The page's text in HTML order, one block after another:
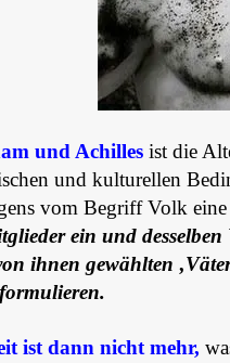
und Achilles ist die
und kulturellen
vom Begriff Volk
ein und
ihnen gewählten
ist dann nicht mehr,